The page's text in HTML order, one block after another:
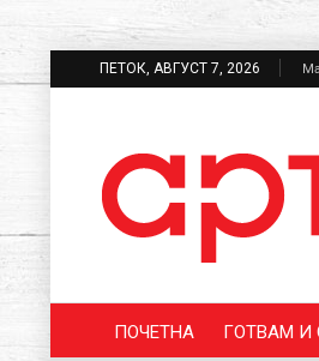
ПЕТОК, АВГУСТ 7, 2026
ПОЧЕТНА ГОТВАМ И